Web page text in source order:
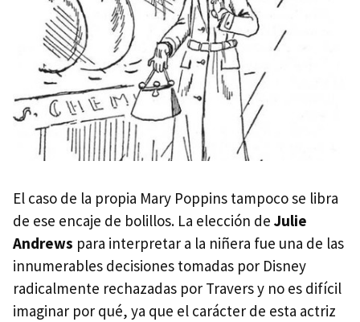
El caso de la propia Mary Poppins tampoco se libra
de ese encaje de bolillos. La elección de Julie
Andrews para interpretar a la niñera fue una de las
innumerables decisiones tomadas por Disney
radicalmente rechazadas por Travers y no es difícil
imaginar por qué, ya que el carácter de esta actriz